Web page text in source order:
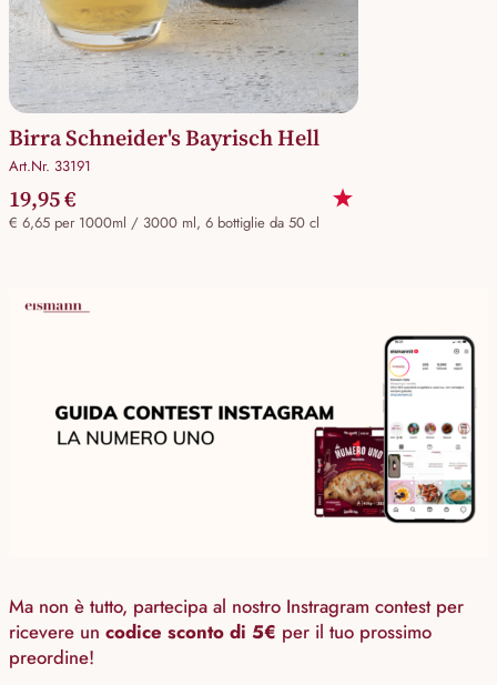
Birra Schneider's Bayrisch Hell
Art.Nr. 33191
19,95 €
€ 6,65 per 1000ml / 3000 ml, 6 bottiglie da 50 cl
Ma non è tutto, partecipa al nostro Instragram contest per
ricevere un codice sconto di 5€ per il tuo prossimo
preordine!